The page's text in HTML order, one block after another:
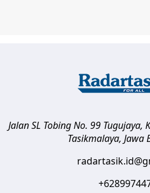
Jalan SL Tobing No. 99 Tugujaya,
Tasikmalaya, Jawa